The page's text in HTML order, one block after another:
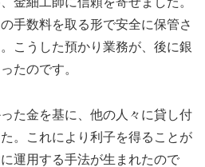
手数料を取る形で安全に保管さ
こうした預かり業務が、後に銀
たのです。
た金を基に、他の人々に貸し付
。これにより利子を得ることが
運用する手法が生まれたので